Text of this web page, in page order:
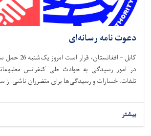
دعوت نامه رسانه‌ای
کابل –
در امور رسیدگی به حوادث طی کنفرانس
تلفات، خسارات و رسیدگی‌ها برای متضرران ناشی از
بیشتر